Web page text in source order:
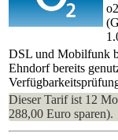
DSL und Mobilfunk
Ehndorf bereits
Dieser Tarif ist 12
288,00 Euro sparen).